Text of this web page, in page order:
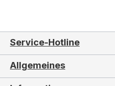
Service-Hotline
Allgemeines